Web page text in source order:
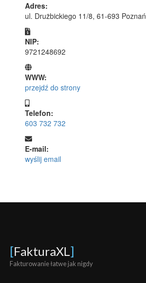
Adres:
ul. Drużbickiego 11/8, 61-693 Poznań
NIP:
9721248692
WWW:
przejdź do strony
Telefon:
603 732 732
E-mail:
wyślij email
[FakturaXL]
Fakturowanie łatwe jak nigdy